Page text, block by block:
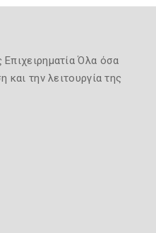
Όλα όσα
και την λειτουργία της